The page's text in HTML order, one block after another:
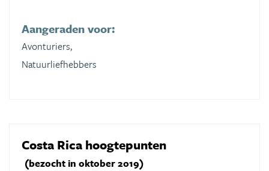
Aangeraden voor:
Avonturiers,
Natuurliefhebbers
Costa Rica hoogtepunten
(bezocht in oktober 2019)